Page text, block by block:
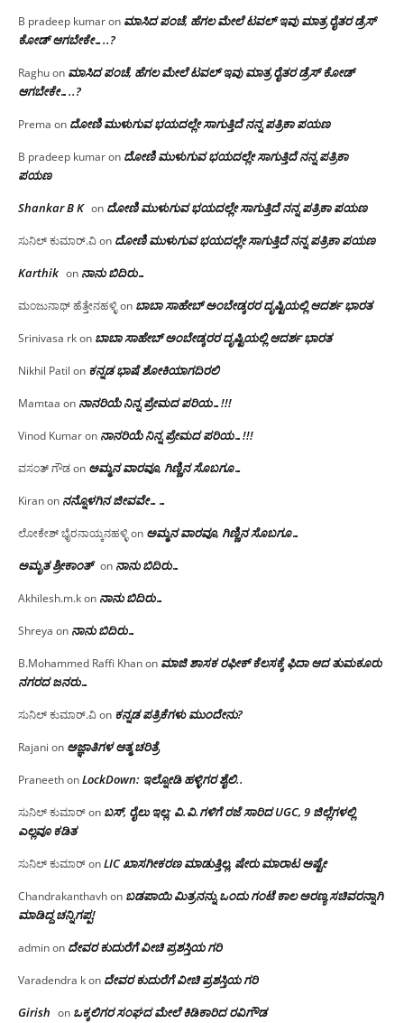
B pradeep kumaron ಮಾಸಿದ ಪಂಚೆ, ಹೆಗಲ ಮೇಲೆ ಟವಲ್‌ ಇವು ಮಾತ್ರ ರೈತರ ಡ್ರೆಸ್‌
ಕೋಡ್ ಆಗಬೇಕೇ…..?‌
Raghuon ಮಾಸಿದ ಪಂಚೆ, ಹೆಗಲ ಮೇಲೆ ಟವಲ್‌ ಇವು ಮಾತ್ರ ರೈತರ ಡ್ರೆಸ್‌ ಕೋಡ್
ಆಗಬೇಕೇ…..?‌
Prema on ದೋಣಿ ಮುಳುಗುವ ಭಯದಲ್ಲೇ ಸಾಗುತ್ತಿದೆ ನನ್ನ ಪತ್ರಿಕಾ ಪಯಣ
B pradeep kumaron ದೋಣಿ ಮುಳುಗುವ ಭಯದಲ್ಲೇ ಸಾಗುತ್ತಿದೆ ನನ್ನ ಪತ್ರಿಕಾ
ಪಯಣ
Shankar B K on ದೋಣಿ ಮುಳುಗುವ ಭಯದಲ್ಲೇ ಸಾಗುತ್ತಿದೆ ನನ್ನ ಪತ್ರಿಕಾ ಪಯಣ
ಸುನಿಲ್ ಕುಮಾರ್.ವಿon ದೋಣಿ ಮುಳುಗುವ ಭಯದಲ್ಲೇ ಸಾಗುತ್ತಿದೆ ನನ್ನ ಪತ್ರಿಕಾ ಪಯಣ
Karthik on ನಾನು ಬಿದಿರು…
ಮಂಜುನಾಥ್ ಹೆತ್ತೇನಹಳ್ಳಿon ಬಾಬಾ ಸಾಹೇಬ್ ಅಂಬೇಡ್ಕರರ ದೃಷ್ಟಿಯಲ್ಲಿ ಆದರ್ಶ ಭಾರತ
Srinivasa rkon ಬಾಬಾ ಸಾಹೇಬ್ ಅಂಬೇಡ್ಕರರ ದೃಷ್ಟಿಯಲ್ಲಿ ಆದರ್ಶ ಭಾರತ
Nikhil Patil on ಕನ್ನಡ ಭಾಷೆ ಶೋಕಿಯಾಗದಿರಲಿ
Mamtaa on ನಾನರಿಯೆ ನಿನ್ನ ಪ್ರೇಮದ ಪರಿಯ…!!!
Vinod Kumaron ನಾನರಿಯೆ ನಿನ್ನ ಪ್ರೇಮದ ಪರಿಯ…!!!
ವಸಂತ್ ಗೌಡon ಅಮ್ಮನ ವಾರವೂ, ಗಿಣ್ಣಿನ ಸೊಬಗೂ…
Kiranon ನನ್ನೊಳಗಿನ ಜೀವವೇ……
ಲೋಕೇಶ್ ಭೈರನಾಯ್ಕನಹಳ್ಳಿon ಅಮ್ಮನ ವಾರವೂ, ಗಿಣ್ಣಿನ ಸೊಬಗೂ…
ಅಮೃತ ಶ್ರೀಕಾಂತ್ on ನಾನು ಬಿದಿರು…
Akhilesh.m.kon ನಾನು ಬಿದಿರು…
Shreya on ನಾನು ಬಿದಿರು…
B.Mohammed Raffi Khanon ಮಾಜಿ ಶಾಸಕ ರಫೀಕ್ ಕೆಲಸಕ್ಕೆ ಫಿದಾ ಆದ ತುಮಕೂರು
ನಗರದ ಜನರು…
ಸುನಿಲ್ ಕುಮಾರ್.ವಿon ಕನ್ನಡ ಪತ್ರಿಕೆಗಳು ಮುಂದೇನು?
Rajani on ಅಜ್ಞಾತಿಗಳ ಆತ್ಮ ಚರಿತ್ರೆ
PraneethonLockDown: ಇಲ್ನೋಡಿ ಹಳ್ಳಿಗರ ಶೈಲಿ..
ಸುನಿಲ್ ಕುಮಾರ್on ಬಸ್, ರೈಲು ಇಲ್ಲ; ವಿ.ವಿ.ಗಳಿಗೆ ರಜೆ ಸಾರಿದ UGC, 9 ಜಿಲ್ಲೆಗಳಲ್ಲಿ
ಎಲ್ಲವೂ ಕಡಿತ
ಸುನಿಲ್ ಕುಮಾರ್onLIC ಖಾಸಗೀಕರಣ ಮಾಡುತ್ತಿಲ್ಲ, ಷೇರು ಮಾರಾಟ ಅಷ್ಟೇ
Chandrakanthavhon ಬಡಪಾಯಿ ಮಿತ್ರನನ್ನು ಒಂದು ಗಂಟೆ ಕಾಲ ಅರಣ್ಯ ಸಚಿವರನ್ನಾಗಿ
ಮಾಡಿದ್ದ ಚನ್ನಿಗಪ್ಪ!
adminon ದೇವರ ಕುದುರೆಗೆ ವೀಚಿ ಪ್ರಶಸ್ತಿಯ ಗರಿ
Varadendra kon ದೇವರ ಕುದುರೆಗೆ ವೀಚಿ ಪ್ರಶಸ್ತಿಯ ಗರಿ
Girish on ಒಕ್ಕಲಿಗರ ಸಂಘದ ಮೇಲೆ ಕಿಡಿಕಾರಿದ ರವಿಗೌಡ